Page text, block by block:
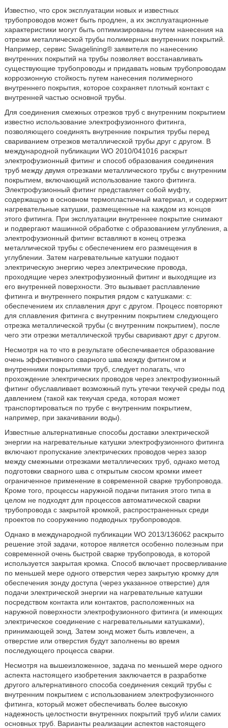
Известно, что срок эксплуатации новых и известных
трубопроводов может быть продлен, а их эксплуатационные
характеристики могут быть оптимизированы путем нанесения на
отрезки металлической трубы полимерных внутренних покрытий.
Например, сервис Swagelining® заявителя по нанесению
внутренних покрытий на трубы позволяет восстанавливать
существующие трубопроводы и придавать новым трубопроводам
коррозионную стойкость путем нанесения полимерного
внутреннего покрытия, которое сохраняет плотный контакт с
внутренней частью основной трубы.
Для соединения смежных отрезков труб с внутренним покрытием
известно использование электрофузионного фитинга,
позволяющего соединять внутренние покрытия трубы перед
свариванием отрезков металлической трубы друг с другом. В
международной публикации WO 2010/041016 раскрыт
электрофузионный фитинг и способ образования соединения
труб между двумя отрезками металлического трубы с внутренним
покрытием, включающий использование такого фитинга.
Электрофузионный фитинг представляет собой муфту,
содержащую в основном термопластичный материал, и содержит
нагревательные катушки, размещенные на каждом из концов
этого фитинга. При эксплуатации внутреннее покрытие снимают
и подвергают машинной обработке с образованием углубления, а
электрофузионный фитинг вставляют в конец отрезка
металлической трубы с обеспечением его размещения в
углублении. Затем нагревательные катушки подают
электрическую энергию через электрические провода,
проходящие через электрофузионный фитинг и выходящие из
его внутренней поверхности. Это вызывает расплавление
фитинга и внутреннего покрытия рядом с катушками: с:
обеспечением их сплавления друг с другом. Процесс повторяют
для сплавления фитинга с внутренним покрытием следующего
отрезка металлической трубы (с внутренним покрытием), после
чего эти отрезки металлической трубы сваривают друг с другом.
Несмотря на то что в результате обеспечивается образование
очень эффективного сварного шва между фитингом и
внутренними покрытиями труб, следует полагать, что
прохождение электрических проводов через электрофузионный
фитинг обуславливает возможный путь утечки текучей среды под
давлением (такой как текучая среда, которая может
транспортироваться по трубе с внутренним покрытием,
например, при закачивании воды).
Известные альтернативные способы доставки электрической
энергии на нагревательные катушки электрофузионного фитинга
включают пропускание электрических проводов через зазор
между смежными отрезками металлических труб, однако метод
подготовки сварного шва с открытым скосом кромки имеет
ограниченное применение в современной сварке трубопровода.
Кроме того, процессы наружной подачи питания этого типа в
целом не подходят для процессов автоматической сварки
трубопровода с закрытой кромкой, распространенных среди
проектов по сооружению подводных трубопроводов.
Однако в международной публикации WO 2013/136062 раскрыто
решение этой задачи, которое является особенно полезным при
современной очень быстрой сварке трубопровода, в которой
используется закрытая кромка. Способ включает просверливание
по меньшей мере одного отверстия через закрытую кромку для
обеспечения зонду доступа (через указанное отверстие) для
подачи электрической энергии на нагревательные катушки
посредством контакта или контактов, расположенных на
наружной поверхности электрофузионного фитинга (и имеющих
электрическое соединение с нагревательными катушками),
принимающей зонд. Затем зонд может быть извлечен, а
отверстие или отверстия будут заполнены во время
последующего процесса сварки.
Несмотря на вышеизложенное, задача по меньшей мере одного
аспекта настоящего изобретения заключается в разработке
другого альтернативного способа соединения секций трубы с
внутренним покрытием с использованием электрофузионного
фитинга, который может обеспечивать более высокую
надежность целостности внутренних покрытий труб и/или самих
основных труб. Варианты реализации аспектов настоящего